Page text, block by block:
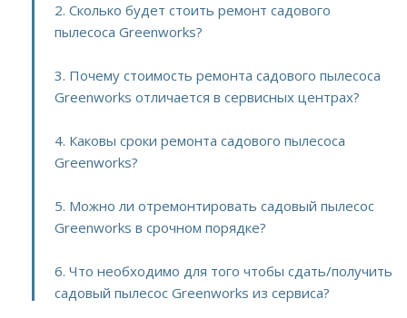
2. Сколько будет стоить ремонт садового
пылесоса Greenworks?
3. Почему стоимость ремонта садового пылесоса
Greenworks отличается в сервисных центрах?
4. Каковы сроки ремонта садового пылесоса
Greenworks?
5. Можно ли отремонтировать садовый пылесос
Greenworks в срочном порядке?
6. Что необходимо для того чтобы сдать/получить
садовый пылесос Greenworks из сервиса?